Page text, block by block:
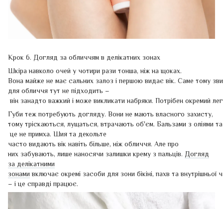
Крок 6. Догляд за обличчям в делікатних зонах
Шкіра навколо очей у чотири рази тонша, ніж на щоках.
Вона майже не має сальних залоз і першою видає вік. Саме тому
для обличчя тут не підходить –
він занадто важкий і може викликати набряки. Потрібен окремий
Губи теж потребують догляду. Вони не мають власного захисту,
тому тріскаються, лущаться, втрачають об'єм. Бальзами з оліями та
це не примха. Шия та декольте
часто видають вік навіть більше, ніж обличчя. Але про
них забувають, лише наносячи залишки крему з пальців. Догляд
за делікатними
зонами включає окремі засоби для зони бікіні, пахв та внутрішньої
– і це справді працює.